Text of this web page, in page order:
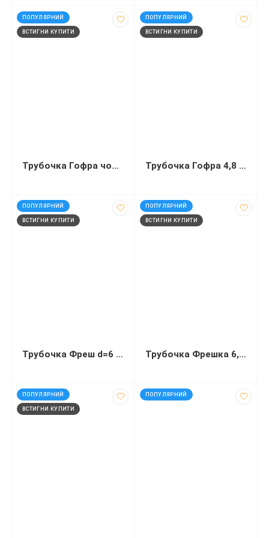
ПОПУЛЯРНИЙ
ВСТИГНИ КУПИТИ
код: 927439
Трубочка Гофра чорна 210 мм 200 штук зі згином в індивідуаль...
ПОПУЛЯРНИЙ
ВСТИГНИ КУПИТИ
код: 60233
Трубочка Гофра 4,8 міліметра в індивідуальній упаковці 22 са...
ПОПУЛЯРНИЙ
ВСТИГНИ КУПИТИ
код: 30694
Трубочка Фреш d=6 мм 210 мм кольорова 200 штук
ПОПУЛЯРНИЙ
ВСТИГНИ КУПИТИ
код: 92259
Трубочка Фрешка 6,8 мм в індивідуальній упаковці чорна 21см ...
ПОПУЛЯРНИЙ
ВСТИГНИ КУПИТИ
код: 80039 ПОПУЛЯРНИЙ
код: 936121